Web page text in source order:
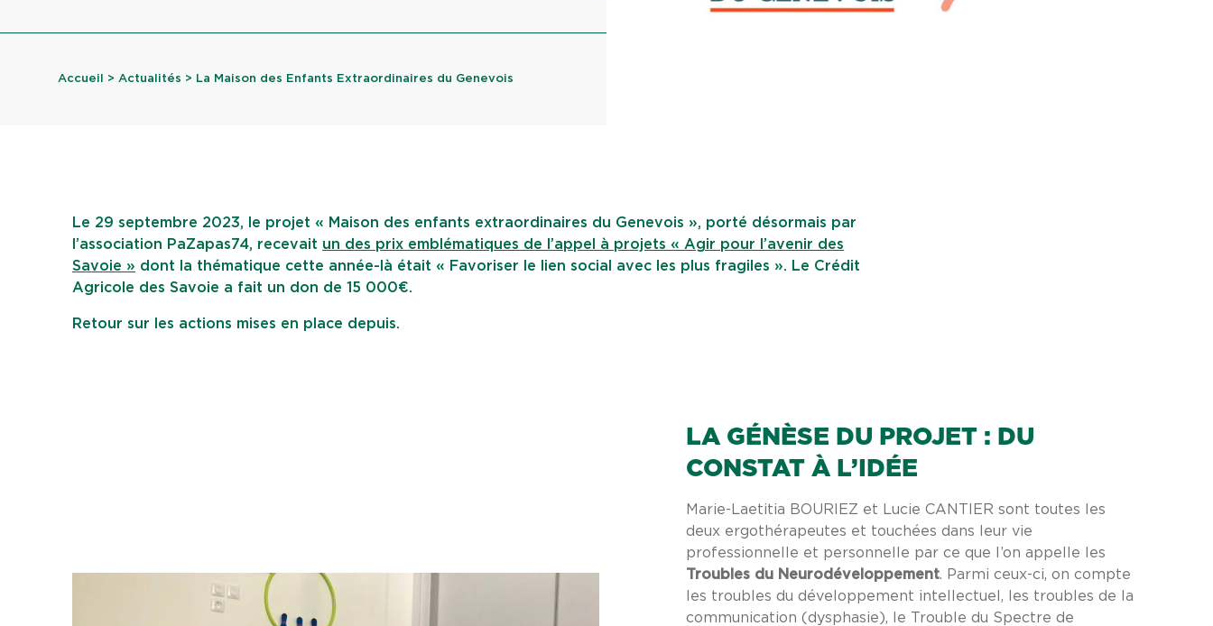
Accueil > Actualités > La Maison des Enfants Extraordinaires du Genevois
Le 29 septembre 2023, le projet « Maison des enfants extraordinaires du Genevois », porté désormais par
l’association PaZapas74, recevait un des prix emblématiques de l’appel à projets « Agir pour l’avenir des
Savoie » dont la thématique cette année-là était « Favoriser le lien social avec les plus fragiles ». Le Crédit
Agricole des Savoie a fait un don de 15 000€.
Retour sur les actions mises en place depuis.
LA GÉNÈSE DU PROJET : DU
CONSTAT À L’IDÉE
Marie-Laetitia BOURIEZ et Lucie CANTIER sont toutes les
deux ergothérapeutes et touchées dans leur vie
professionnelle et personnelle par ce que l’on appelle les
Troubles du Neurodéveloppement. Parmi ceux-ci, on compte
les troubles du développement intellectuel, les troubles de la
communication (dysphasie), le Trouble du Spectre de